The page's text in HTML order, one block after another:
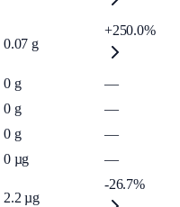
0.07 g
+250.0%
0 g
—
0 g
—
0 g
—
0 µg —
2.2 µg
-26.7%